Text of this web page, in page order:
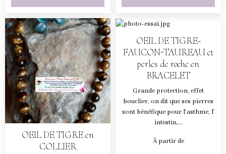
OEIL DE TIGRE en
COLLIER
OEIL DE TIGRE-
FAUCON-TAUREAU et
perles de roche en
BRACELET
Grande protection, effet
bouclier, on dit que ses pierres
sont bénéfique pour l'asthme, l'
intestin,...
À partir de